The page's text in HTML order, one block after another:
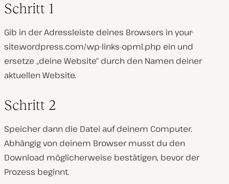
Schritt 1
Gib in der Adressleiste deines Browsers inyour-
site.wordpress.com/wp-links-opml.php ein und
ersetze „deine Website“ durch den Namen deiner
aktuellen Website.
Schritt 2
Speicher dann die Datei auf deinem Computer.
Abhängig von deinem Browser musst du den
Download möglicherweise bestätigen, bevor der
Prozess beginnt.